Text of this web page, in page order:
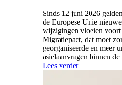
Sinds 12 juni 2026
de Europese Unie
wijzigingen vloeien voort
Migratiepact, dat moet
georganiseerde en meer
asielaanvragen binnen de
Lees verder